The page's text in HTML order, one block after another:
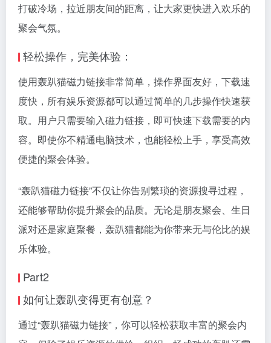
打破冷场，拉近朋友间的距离，让大家更快进入欢乐的
聚会气氛。
轻松操作，完美体验：
使用轰趴猫磁力链接非常简单，操作界面友好，下载速
度快，所有娱乐资源都可以通过简单的几步操作快速获
取。用户只需要输入磁力链接，即可快速下载需要的内
容。即使你不精通电脑技术，也能轻松上手，享受高效
便捷的聚会体验。
“轰趴猫磁力链接”不仅让你告别繁琐的资源搜寻过程，
还能够帮助你提升聚会的品质。无论是朋友聚会、生日
派对还是家庭聚餐，轰趴猫都能为你带来无与伦比的娱
乐体验。
Part2
如何让轰趴变得更有创意？
通过“轰趴猫磁力链接”，你可以轻松获取丰富的聚会内